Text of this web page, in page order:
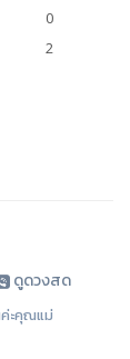
0
2
ดูดวงสด
ะคุณแม่